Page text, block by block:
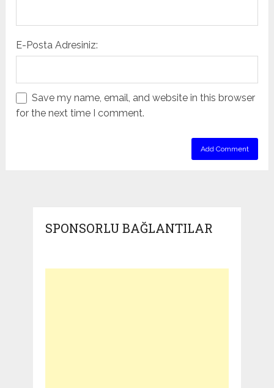
E-Posta Adresiniz:
Save my name, email, and website in this browser
for the next time I comment.
SPONSORLU BAĞLANTILAR